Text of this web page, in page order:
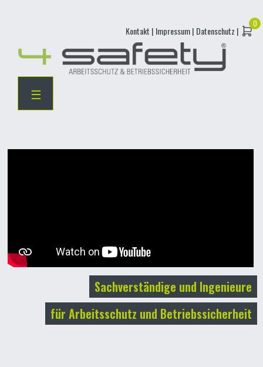
content
Kontakt | Impressum | Datenschutz |
☰
für Arbeitsschutz und Betriebssicherheit
Sachverständige und Ingenieure